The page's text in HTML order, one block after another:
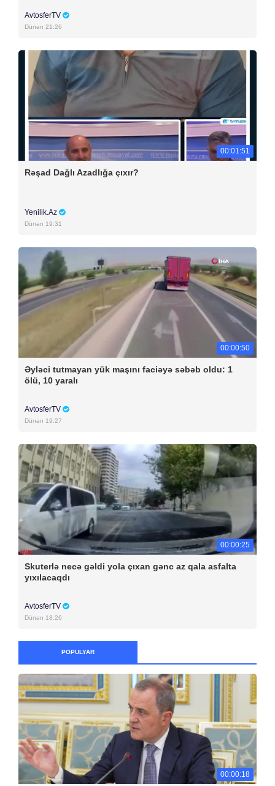
AvtosferTV
Dünən 21:26
00:01:51
Rəşad Dağlı Azadlığa çıxır?
Yenilik.Az
Dünən 19:31
00:00:50
Əyləci tutmayan yük maşını faciəyə səbəb oldu: 1
ölü, 10 yaralı
AvtosferTV
Dünən 19:27
00:00:25
Skuterlə necə gəldi yola çıxan gənc az qala asfalta
yıxılacaqdı
AvtosferTV
Dünən 18:26
POPULYAR
00:00:18